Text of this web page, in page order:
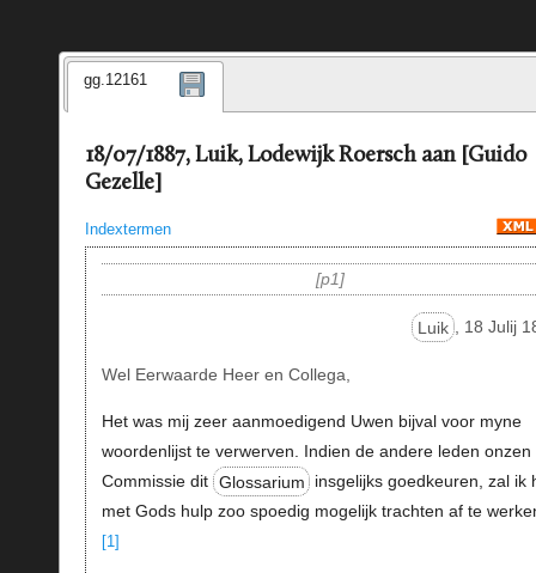
gg.12161
18/07/1887, Luik, Lodewijk Roersch aan [Guido
Gezelle]
Indextermen
p1
Luik , 18 Julij
Wel Eerwaarde Heer en Collega,
Het was mij zeer aanmoedigend Uwen bijval voor myne
woordenlijst te verwerven. Indien de andere leden onzen
Commissie dit Glossarium
insgelijks goedkeuren, zal ik
met Gods hulp zoo spoedig mogelijk trachten af te
[1]